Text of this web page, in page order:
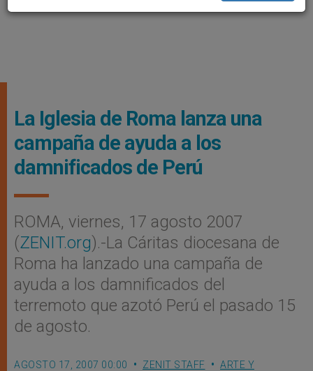
La Iglesia de Roma lanza una
campaña de ayuda a los
damnificados de Perú
ROMA, viernes, 17 agosto 2007
(ZENIT.org).-La Cáritas diocesana de
Roma ha lanzado una campaña de
ayuda a los damnificados del
terremoto que azotó Perú el pasado 15
de agosto.
AGOSTO 17, 2007 00:00 ZENIT STAFF
ARTE Y